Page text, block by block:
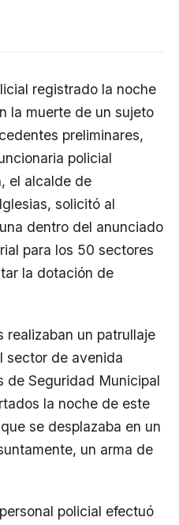
registrado la noche
la muerte de un sujeto
preliminares,
policial
el alcalde de
solicitó al
dentro del anunciado
para los 50 sectores
la dotación de
realizaban un patrullaje
sector de avenida
de Seguridad Municipal
la noche de este
se desplazaba en un
un arma de
policial efectuó